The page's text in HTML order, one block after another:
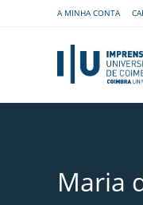
A MINHA CONTA
Maria